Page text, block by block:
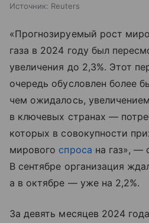
Источник: Reuters
«Прогнозируемый рост
газа в 2024 году был
увеличения до 2,3%. Этот
очередь обусловлен более
чем ожидалось,
в ключевых странах —
которых в совокупности
мирового спроса на газ», —
В сентябре организация
а в октябре — уже на 2,2%.
За девять месяцев 2024